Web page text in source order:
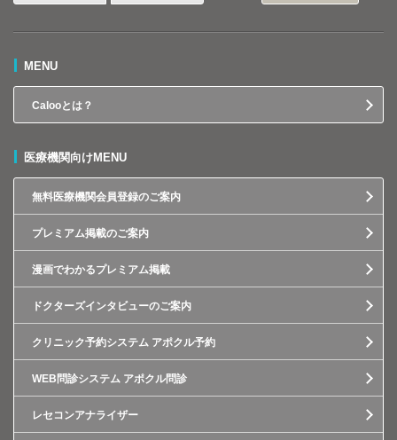
MENU
Calooとは？
医療機関向けMENU
無料医療機関会員登録のご案内
プレミアム掲載のご案内
漫画でわかるプレミアム掲載
ドクターズインタビューのご案内
クリニック予約システム アポクル予約
WEB問診システム アポクル問診
レセコンアナライザー